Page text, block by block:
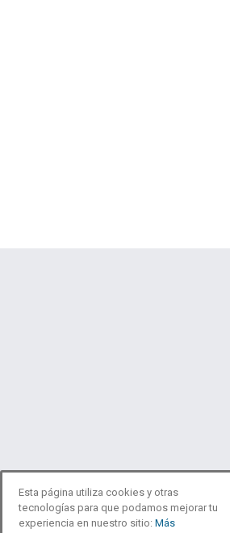
© 2018 Estudio Laboreo
Esta página utiliza cookies y otras
tecnologías para que podamos mejorar tu
experiencia en nuestro sitio: Más